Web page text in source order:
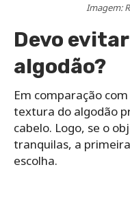
Imagem:
Devo
algodão?
Em comparação
textura do algodão
cabelo. Logo, se o
tranquilas, a
escolha.